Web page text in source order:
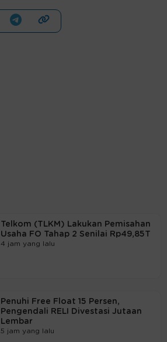
Telkom (TLKM) Lakukan Pemisahan
Usaha FO Tahap 2 Senilai Rp49,85T
4 jam yang lalu
Penuhi Free Float 15 Persen,
Pengendali RELI Divestasi Jutaan
Lembar
5 jam yang lalu